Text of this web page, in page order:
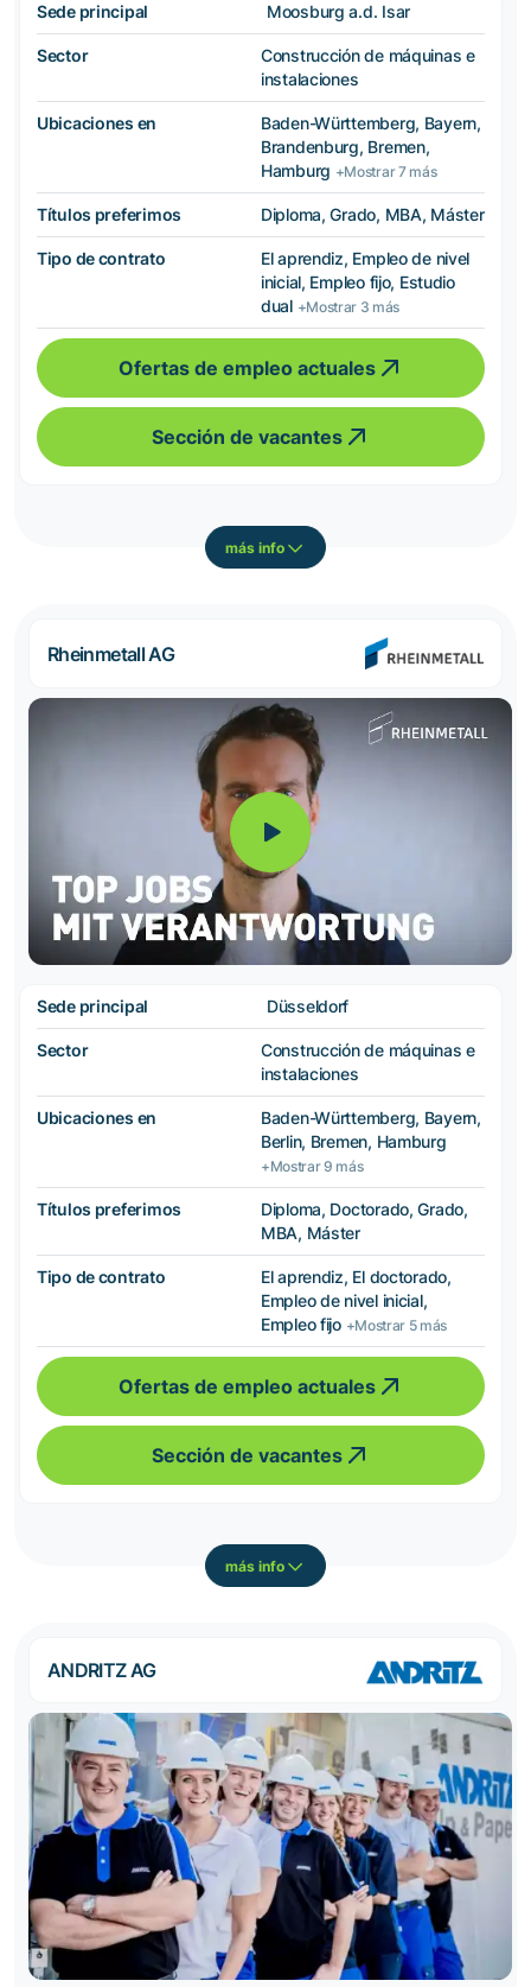
Sede principal Moosburg a.d. Isar
Sector
Construcción de máquinas e
instalaciones
Ubicaciones en
Baden-Württemberg, Bayern,
Brandenburg, Bremen,
Hamburg +Mostrar 7 más
Títulos preferimos Diploma, Grado, MBA, Máster
Tipo de contrato
El aprendiz, Empleo de nivel
inicial, Empleo fijo, Estudio
dual +Mostrar 3 más
Ofertas de empleo actuales
Sección de vacantes
más info
Rheinmetall AG
Sede principal Düsseldorf
Sector
Construcción de máquinas e
instalaciones
Ubicaciones en
Baden-Württemberg, Bayern,
Berlin, Bremen, Hamburg
+Mostrar 9 más
Títulos preferimos
Diploma, Doctorado, Grado,
MBA, Máster
Tipo de contrato
El aprendiz, El doctorado,
Empleo de nivel inicial,
Empleo fijo +Mostrar 5 más
Ofertas de empleo actuales
Sección de vacantes
más info
ANDRITZ AG